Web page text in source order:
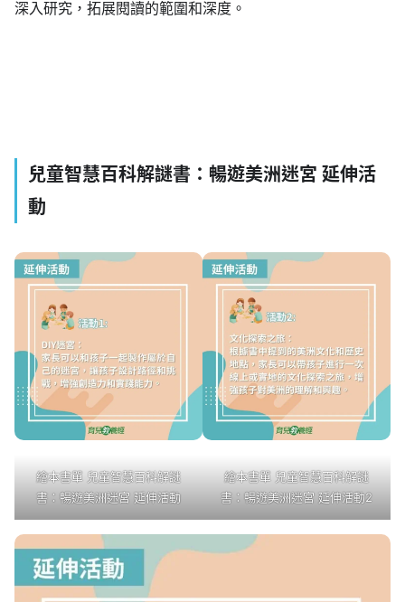
深入研究，拓展閱讀的範圍和深度。
兒童智慧百科解謎書：暢遊美洲迷宮 延伸活
動
繪本書單 兒童智慧百科解謎
書：暢遊美洲迷宮 延伸活動
繪本書單 兒童智慧百科解謎
書：暢遊美洲迷宮 延伸活動2